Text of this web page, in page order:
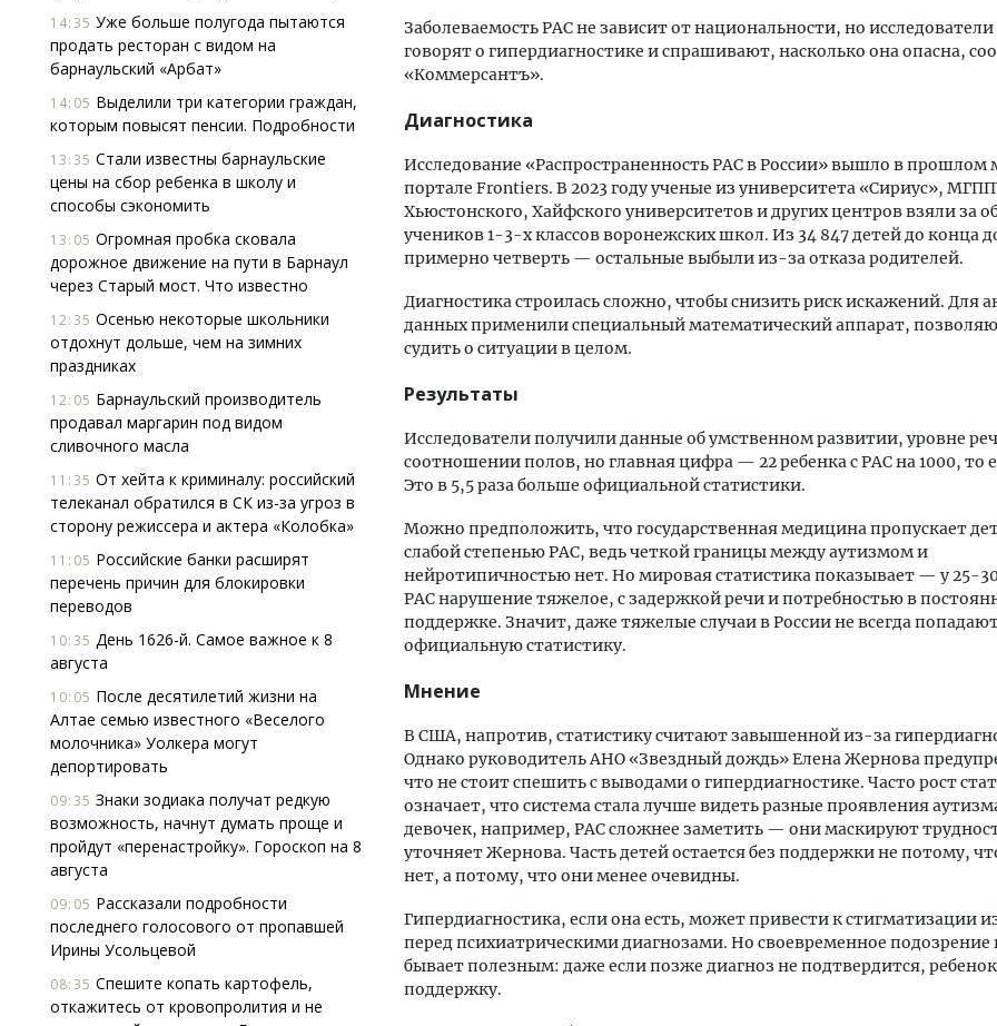
14:35 Уже больше полугода пытаются
продать ресторан с видом на
барнаульский «Арбат»
14:05 Выделили три категории граждан,
которым повысят пенсии. Подробности
13:35 Стали известны барнаульские
цены на сбор ребенка в школу и
способы сэкономить
13:05 Огромная пробка сковала
дорожное движение на пути в Барнаул
через Старый мост. Что известно
12:35 Осенью некоторые школьники
отдохнут дольше, чем на зимних
праздниках
12:05 Барнаульский производитель
продавал маргарин под видом
сливочного масла
11:35 От хейта к криминалу: российский
телеканал обратился в СК из-за угроз в
сторону режиссера и актера «Колобка»
11:05 Российские банки расширят
перечень причин для блокировки
переводов
10:35 День 1626-й. Самое важное к 8
августа
10:05 После десятилетий жизни на
Алтае семью известного «Веселого
молочника» Уолкера могут
депортировать
09:35 Знаки зодиака получат редкую
возможность, начнут думать проще и
пройдут «перенастройку». Гороскоп на 8
августа
09:05 Рассказали подробности
последнего голосового от пропавшей
Ирины Усольцевой
08:35 Спешите копать картофель,
откажитесь от кровопролития и не
Заболеваемость РАС не зависит от национальности, но
говорят о гипердиагностике и спрашивают, насколько она опасна,
«Коммерсантъ».
Диагностика
Исследование «Распространенность РАС в России» вышло в прошлом
портале Frontiers. В 2023 году ученые из университета «Сириус»,
Хьюстонского, Хайфского университетов и других центров взяли за
учеников 1-3-х классов воронежских школ. Из 34 847 детей до конца
примерно четверть — остальные выбыли из-за отказа родителей.
Диагностика строилась сложно, чтобы снизить риск искажений. Для
данных применили специальный математический аппарат,
судить о ситуации в целом.
Результаты
Исследователи получили данные об умственном развитии, уровне
соотношении полов, но главная цифра — 22 ребенка с РАС на 1000, то
Это в 5,5 раза больше официальной статистики.
Можно предположить, что государственная медицина пропускает
слабой степенью РАС, ведь четкой границы между аутизмом и
нейротипичностью нет. Но мировая статистика показывает — у 25-
РАС нарушение тяжелое, с задержкой речи и потребностью в
поддержке. Значит, даже тяжелые случаи в России не всегда
официальную статистику.
Мнение
В США, напротив, статистику считают завышенной из-за
Однако руководитель АНО «Звездный дождь» Елена Жернова
что не стоит спешить с выводами о гипердиагностике. Часто рост
означает, что система стала лучше видеть разные проявления
девочек, например, РАС сложнее заметить — они маскируют
уточняет Жернова. Часть детей остается без поддержки не потому,
нет, а потому, что они менее очевидны.
Гипердиагностика, если она есть, может привести к стигматизации
перед психиатрическими диагнозами. Но своевременное подозрение
бывает полезным: даже если позже диагноз не подтвердится,
поддержку.